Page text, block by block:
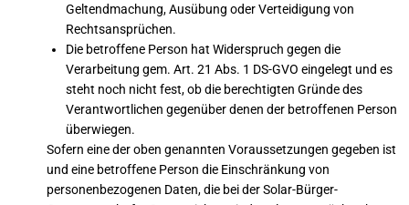
Geltendmachung, Ausübung oder Verteidigung von
Rechtsansprüchen.
Die betroffene Person hat Widerspruch gegen die
Verarbeitung gem. Art. 21 Abs. 1 DS-GVO eingelegt und es
steht noch nicht fest, ob die berechtigten Gründe des
Verantwortlichen gegenüber denen der betroffenen Person
überwiegen.
Sofern eine der oben genannten Voraussetzungen gegeben ist
und eine betroffene Person die Einschränkung von
personenbezogenen Daten, die bei der Solar-Bürger-